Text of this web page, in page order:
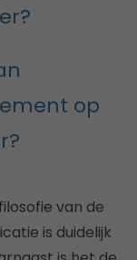
op
van de
is duidelijk